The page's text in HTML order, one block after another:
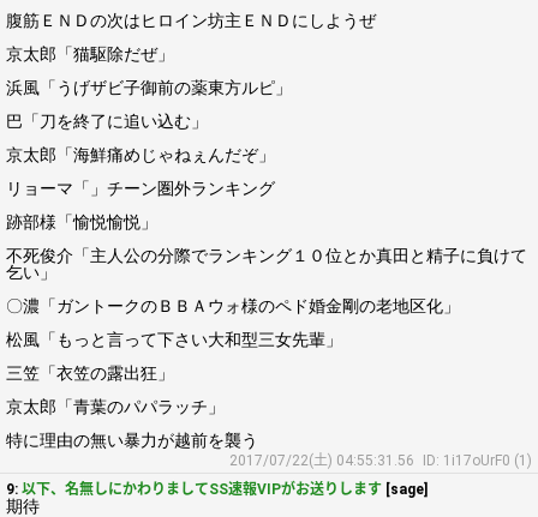
腹筋ＥＮＤの次はヒロイン坊主ＥＮＤにしようぜ
京太郎「猫駆除だぜ」
浜風「うげザビ子御前の薬東方ルピ」
巴「刀を終了に追い込む」
京太郎「海鮮痛めじゃねぇんだぞ」
リョーマ「」チーン圏外ランキング
跡部様「愉悦愉悦」
不死俊介「主人公の分際でランキング１０位とか真田と精子に負けて
乞い」
〇濃「ガントークのＢＢＡウォ様のペド婚金剛の老地区化」
松風「もっと言って下さい大和型三女先輩」
三笠「衣笠の露出狂」
京太郎「青葉のパパラッチ」
特に理由の無い暴力が越前を襲う
2017/07/22(土) 04:55:31.56
ID: 1i17oUrF0 (1)
9: 以下、名無しにかわりましてSS速報VIPがお送りします [sage]
期待